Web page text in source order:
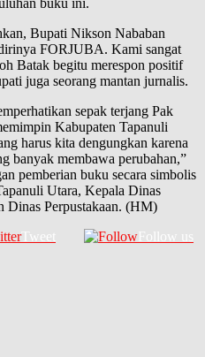
buku ini.
Bupati Nikson Nababan
FORJUBA. Kami sangat
Batak begitu merespon positif
juga seorang mantan jurnalis.
sepak terjang Pak
Kabupaten Tapanuli
harus kita dengungkan karena
banyak membawa perubahan,”
pemberian buku secara simbolis
Utara, Kepala Dinas
Dinas Perpustakaan. (HM)
Tweet Follow us